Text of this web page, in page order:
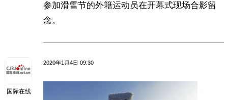
参加滑雪节的外籍运动员在开幕式现场合影留
念。
国际在线
2020年1月4日 09:30